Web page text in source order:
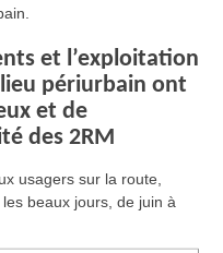
et l’exploitation
périurbain ont
et de
des 2RM
usagers sur la route,
beaux jours, de juin à